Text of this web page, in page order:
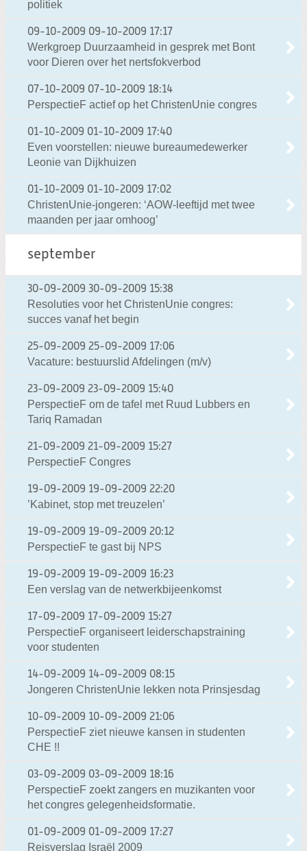
politiek
09-10-2009 09-10-2009 17:17
Werkgroep Duurzaamheid in gesprek met Bont
voor Dieren over het nertsfokverbod
07-10-2009 07-10-2009 18:14
PerspectieF actief op het ChristenUnie congres
01-10-2009 01-10-2009 17:40
Even voorstellen: nieuwe bureaumedewerker
Leonie van Dijkhuizen
01-10-2009 01-10-2009 17:02
ChristenUnie-jongeren: ‘AOW-leeftijd met twee
maanden per jaar omhoog’
september
30-09-2009 30-09-2009 15:38
Resoluties voor het ChristenUnie congres:
succes vanaf het begin
25-09-2009 25-09-2009 17:06
Vacature: bestuurslid Afdelingen (m/v)
23-09-2009 23-09-2009 15:40
PerspectieF om de tafel met Ruud Lubbers en
Tariq Ramadan
21-09-2009 21-09-2009 15:27
PerspectieF Congres
19-09-2009 19-09-2009 22:20
’Kabinet, stop met treuzelen’
19-09-2009 19-09-2009 20:12
PerspectieF te gast bij NPS
19-09-2009 19-09-2009 16:23
Een verslag van de netwerkbijeenkomst
17-09-2009 17-09-2009 15:27
PerspectieF organiseert leiderschapstraining
voor studenten
14-09-2009 14-09-2009 08:15
Jongeren ChristenUnie lekken nota Prinsjesdag
10-09-2009 10-09-2009 21:06
PerspectieF ziet nieuwe kansen in studenten
CHE !!
03-09-2009 03-09-2009 18:16
PerspectieF zoekt zangers en muzikanten voor
het congres gelegenheidsformatie.
01-09-2009 01-09-2009 17:27
Reisverslag Israël 2009